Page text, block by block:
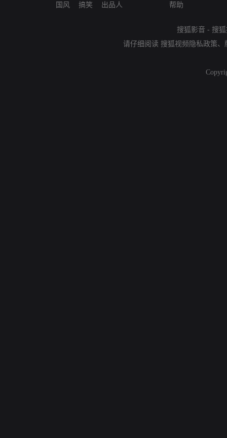
国风
搞笑
出品人
帮助
搜狐影音 - 搜
请仔细阅读 搜狐视频隐私政策、